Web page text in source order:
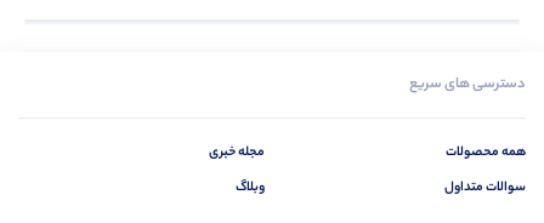
دسترسی های سریع
همه محصولات
سوالات متداول
مجله خبری
وبلاگ